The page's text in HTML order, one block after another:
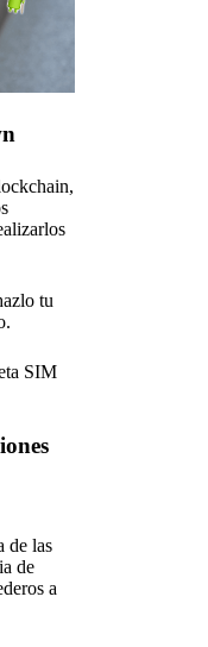
tu
SIM
de las
de
a